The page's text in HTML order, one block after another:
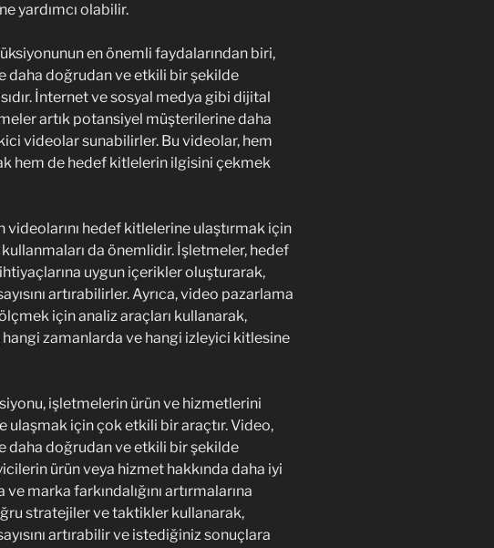
yardımcı olabilir.
en önemli faydalarından biri,
daha doğrudan ve etkili bir şekilde
İnternet ve sosyal medya gibi dijital
artık potansiyel müşterilerine daha
videolar sunabilirler. Bu videolar, hem
hem de hedef kitlelerin ilgisini çekmek
hedef kitlelerine ulaştırmak için
da önemlidir. İşletmeler, hedef
uygun içerikler oluşturarak,
artırabilirler. Ayrıca, video pazarlama
ölçmek için analiz araçları kullanarak,
zamanlarda ve hangi izleyici kitlesine
işletmelerin ürün ve hizmetlerini
ulaşmak için çok etkili bir araçtır. Video,
daha doğrudan ve etkili bir şekilde
ürün veya hizmet hakkında daha iyi
marka farkındalığını artırmalarına
stratejiler ve taktikler kullanarak,
artırabilir ve istediğiniz sonuçlara